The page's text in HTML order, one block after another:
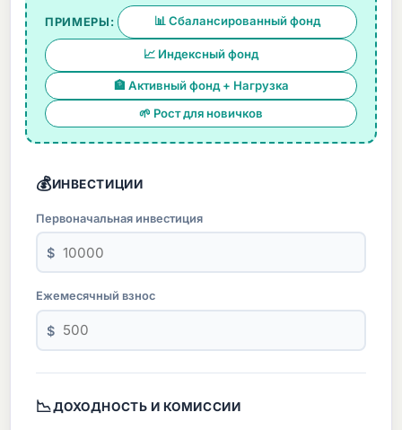
ПРИМЕРЫ: 📊 Сбалансированный фонд
📈 Индексный фонд
🏦 Активный фонд + Нагрузка
🌱 Рост для новичков
💰ИНВЕСТИЦИИ
Первоначальная инвестиция
$
Ежемесячный взнос
$
📉ДОХОДНОСТЬ И КОМИССИИ